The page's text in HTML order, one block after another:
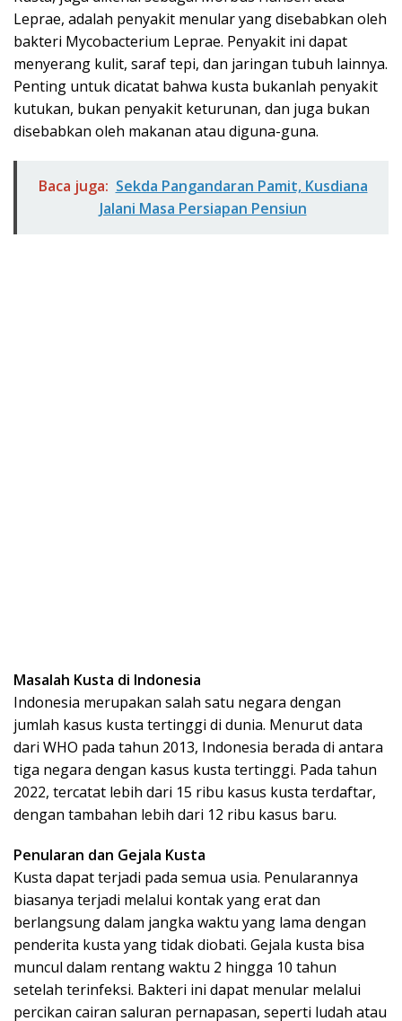
Leprae, adalah penyakit menular yang disebabkan oleh
bakteri Mycobacterium Leprae. Penyakit ini dapat
menyerang kulit, saraf tepi, dan jaringan tubuh lainnya.
Penting untuk dicatat bahwa kusta bukanlah penyakit
kutukan, bukan penyakit keturunan, dan juga bukan
disebabkan oleh makanan atau diguna-guna.
Baca juga: Sekda Pangandaran Pamit, Kusdiana
Jalani Masa Persiapan Pensiun
Masalah Kusta di Indonesia
Indonesia merupakan salah satu negara dengan
jumlah kasus kusta tertinggi di dunia. Menurut data
dari WHO pada tahun 2013, Indonesia berada di antara
tiga negara dengan kasus kusta tertinggi. Pada tahun
2022, tercatat lebih dari 15 ribu kasus kusta terdaftar,
dengan tambahan lebih dari 12 ribu kasus baru.
Penularan dan Gejala Kusta
Kusta dapat terjadi pada semua usia. Penularannya
biasanya terjadi melalui kontak yang erat dan
berlangsung dalam jangka waktu yang lama dengan
penderita kusta yang tidak diobati. Gejala kusta bisa
muncul dalam rentang waktu 2 hingga 10 tahun
setelah terinfeksi. Bakteri ini dapat menular melalui
percikan cairan saluran pernapasan, seperti ludah atau